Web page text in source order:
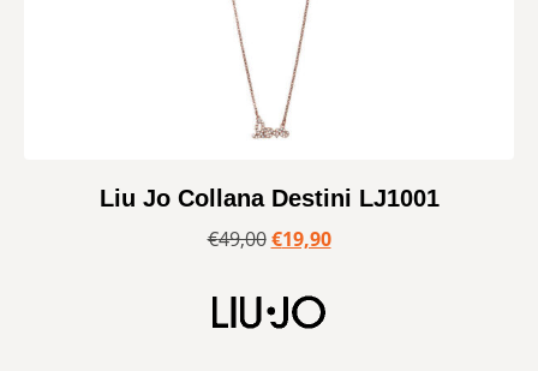
Liu Jo Collana Destini LJ1001
€49,00 €19,90